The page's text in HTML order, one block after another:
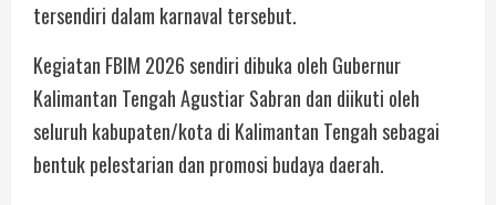
tersendiri dalam karnaval tersebut.
Kegiatan FBIM 2026 sendiri dibuka oleh Gubernur
Kalimantan Tengah Agustiar Sabran dan diikuti oleh
seluruh kabupaten/kota di Kalimantan Tengah sebagai
bentuk pelestarian dan promosi budaya daerah.